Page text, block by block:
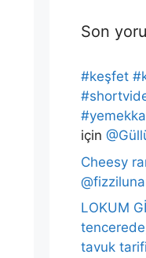
Son
#keşfet
için
Cheesy
LOKUM
tavuk